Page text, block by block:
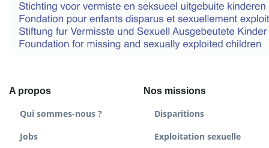
A propos
Qui sommes-nous ?
Jobs
Nos missions
Disparitions
Exploitation sexuelle